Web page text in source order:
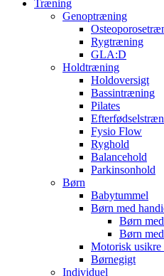
Træning
Genoptræning
Rygtræning
GLA:D
Holdtræning
Holdoversigt
Bassintræning
Pilates
Fysio Flow
Ryghold
Balancehold
Parkinsonhold
Børn
Babytummel
Børn med
Børn
Børn
Motorisk usikre
Børnegigt
Individuel